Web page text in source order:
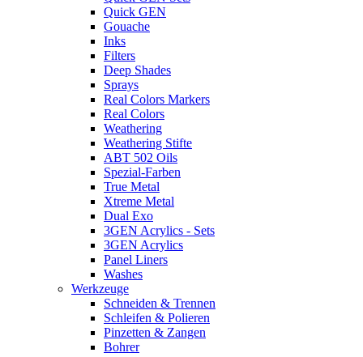
Quick GEN
Gouache
Inks
Filters
Deep Shades
Sprays
Real Colors Markers
Real Colors
Weathering
Weathering Stifte
ABT 502 Oils
Spezial-Farben
True Metal
Xtreme Metal
Dual Exo
3GEN Acrylics - Sets
3GEN Acrylics
Panel Liners
Washes
Werkzeuge
Schneiden & Trennen
Schleifen & Polieren
Pinzetten & Zangen
Bohrer